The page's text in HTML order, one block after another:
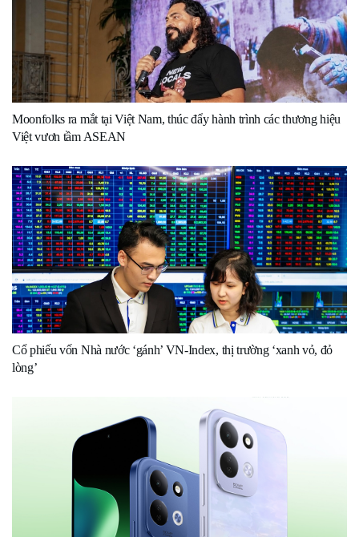
Moonfolks ra mắt tại Việt Nam, thúc đẩy hành trình các thương hiệu
Việt vươn tầm ASEAN
Cổ phiếu vốn Nhà nước ‘gánh’ VN-Index, thị trường ‘xanh vỏ, đỏ
lòng’